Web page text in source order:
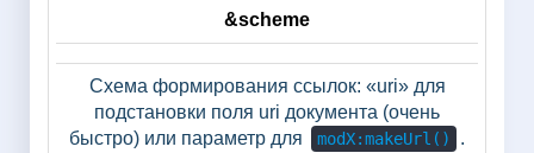
&scheme
Схема формирования ссылок: «uri» для
подстановки поля uri документа (очень
быстро) или параметр для
modX:makeUrl() .